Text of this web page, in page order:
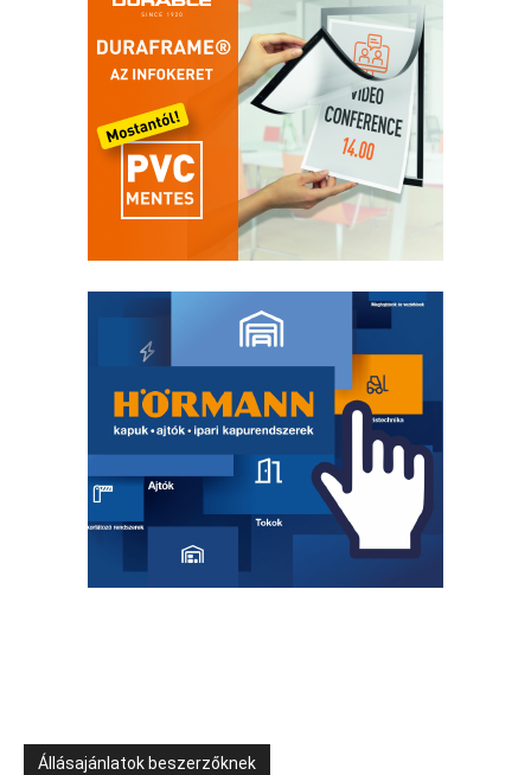
Állásajánlatok beszerzőknek